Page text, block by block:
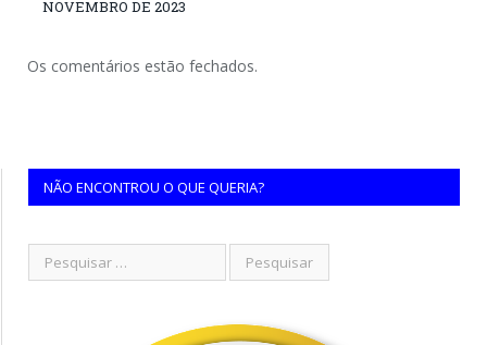
NOVEMBRO DE 2023
Os comentários estão fechados.
NÃO ENCONTROU O QUE QUERIA?